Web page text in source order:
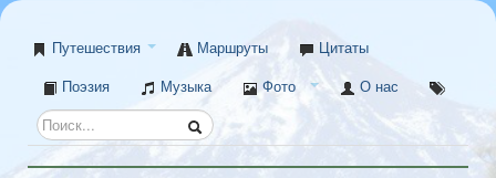
Путешествия Маршруты
Цитаты
Поэзия
Музыка Фото О нас